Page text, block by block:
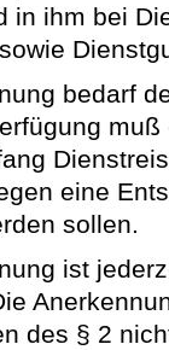
in ihm bei
bedarf
eine
sollen.
ist
des § 2